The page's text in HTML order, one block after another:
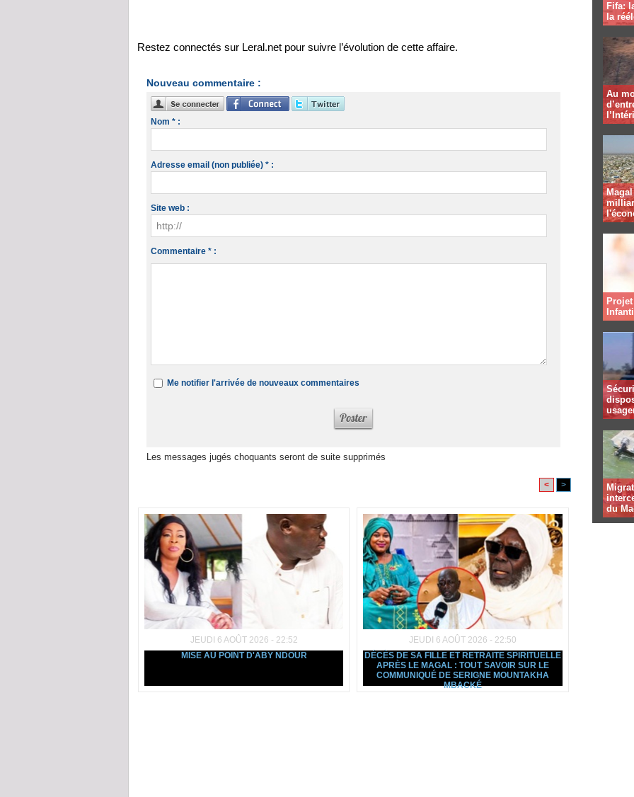
Restez connectés sur Leral.net pour suivre l’évolution de cette affaire.
Nouveau commentaire :
Nom * :
Adresse email (non publiée) * :
Site web :
Commentaire * :
Me notifier l'arrivée de nouveaux commentaires
Les messages jugés choquants seront de suite supprimés
< >
JEUDI 6 AOÛT 2026 - 22:52
MISE AU POINT D'ABY NDOUR
JEUDI 6 AOÛT 2026 - 22:50
DÉCÈS DE SA FILLE ET RETRAITE SPIRITUELLE
APRÈS LE MAGAL : TOUT SAVOIR SUR LE
COMMUNIQUÉ DE SERIGNE MOUNTAKHA
MBACKÉ
Fifa:
la
Au
du